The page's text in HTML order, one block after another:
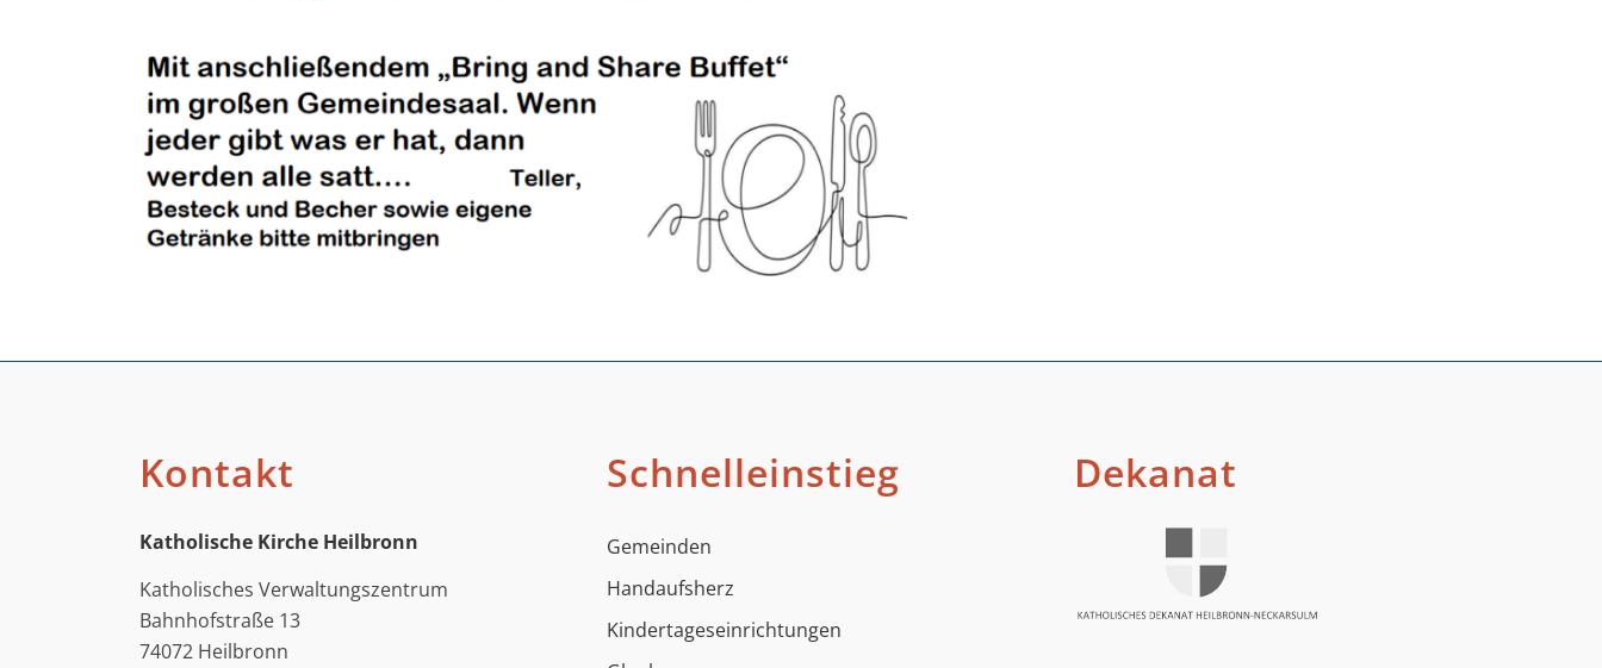
Kontakt
Katholische Kirche Heilbronn
Katholisches Verwaltungszentrum
Bahnhofstraße 13
74072 Heilbronn
Schnelleinstieg
Gemeinden
Handaufsherz
Kindertageseinrichtungen
Dekanat